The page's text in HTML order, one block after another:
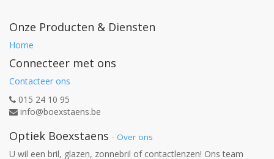
Onze Producten & Diensten
Home
Connecteer met ons
Contacteer ons
015 24 10 95
info@boexstaens.be
Optiek Boexstaens - Over ons
U wil een bril, glazen, zonnebril of contactlenzen! Ons team